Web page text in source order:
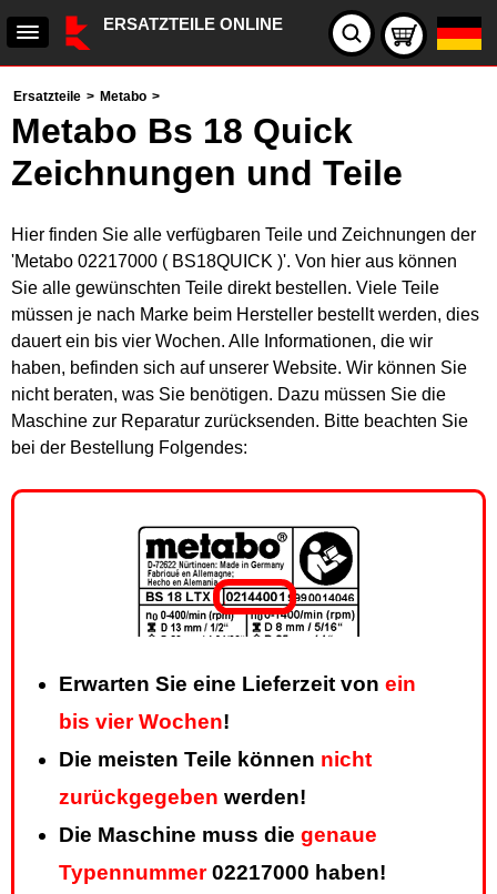
ERSATZTEILE ONLINE
Ersatzteile > Metabo >
Metabo Bs 18 Quick
Zeichnungen und Teile
Hier finden Sie alle verfügbaren Teile und Zeichnungen der
'Metabo 02217000 ( BS18QUICK )'. Von hier aus können
Sie alle gewünschten Teile direkt bestellen. Viele Teile
müssen je nach Marke beim Hersteller bestellt werden, dies
dauert ein bis vier Wochen. Alle Informationen, die wir
haben, befinden sich auf unserer Website. Wir können Sie
nicht beraten, was Sie benötigen. Dazu müssen Sie die
Maschine zur Reparatur zurücksenden. Bitte beachten Sie
bei der Bestellung Folgendes:
Erwarten Sie eine Lieferzeit von ein
bis vier Wochen!
Die meisten Teile können nicht
zurückgegeben werden!
Die Maschine muss die genaue
Typennummer02217000 haben!